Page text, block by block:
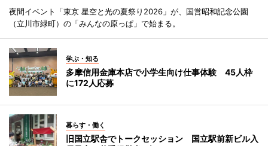
夜間イベント「東京 星空と光の夏祭り2026」が、国営昭和記念公園
（立川市緑町）の「みんなの原っぱ」で始まる。
学ぶ・知る
多摩信用金庫本店で小学生向け仕事体験 45人枠
に172人応募
暮らす・働く
旧国立駅舎でトークセッション 国立駅前新ビル入